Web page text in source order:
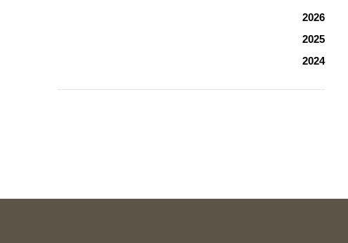
2026
2025
2024